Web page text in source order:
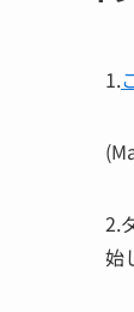
1.
2.
始